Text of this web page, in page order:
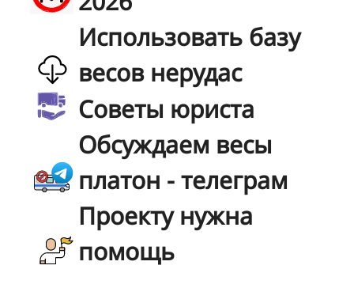
Использовать базу
весов нерудас
Советы юриста
Обсуждаем весы
платон - телеграм
Проекту нужна
помощь